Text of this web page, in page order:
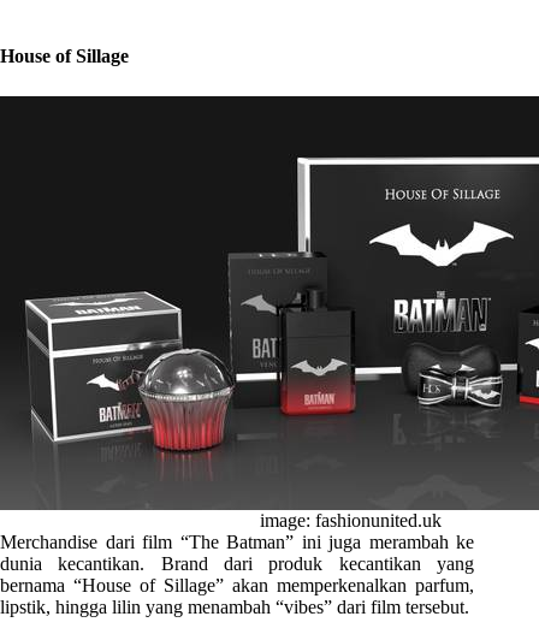
House of Sillage
image: fashionunited.uk
Merchandise dari film “The Batman” ini juga merambah ke
dunia kecantikan. Brand dari produk kecantikan yang
bernama “House of Sillage” akan memperkenalkan parfum,
lipstik, hingga lilin yang menambah “vibes” dari film tersebut.